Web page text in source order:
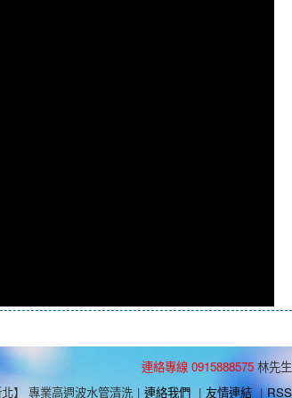
連絡專線 0915888575 林先生
】 專業高週波水管清洗 | 連絡我們 | 友情連結 | RSS